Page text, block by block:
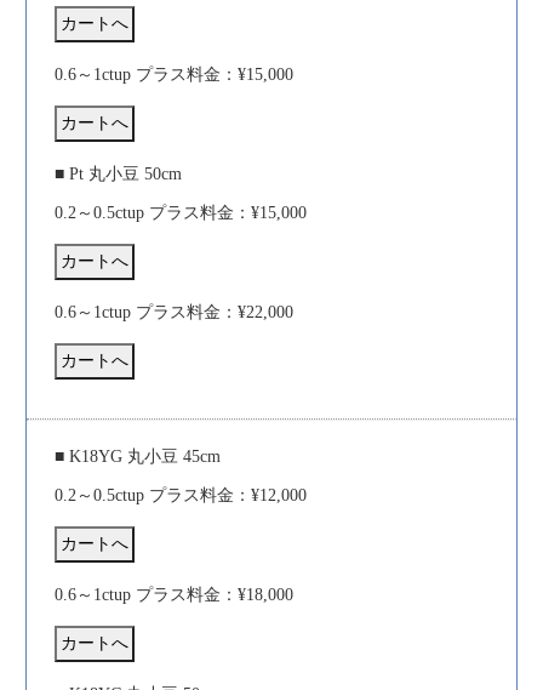
0.6～1ctup プラス料金：¥15,000
■ Pt 丸小豆 50cm
0.2～0.5ctup プラス料金：¥15,000
0.6～1ctup プラス料金：¥22,000
■ K18YG 丸小豆 45cm
0.2～0.5ctup プラス料金：¥12,000
0.6～1ctup プラス料金：¥18,000